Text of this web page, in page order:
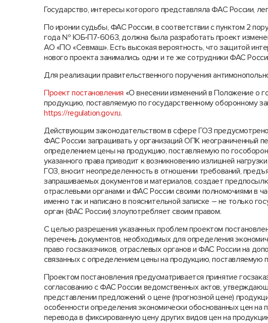
Государство, интересы которого представляла ФАС России,
По иронии судьбы, ФАС России, в соответствии с пунктом 2
года № ЮБ‑П7-6063, должна была разработать проект
АО «ПО «Севмаш». Есть высокая вероятность, что защитой
нового проекта занимались одни и те же сотрудники ФАС
Для реализации правительственного поручения
Проект постановления «О внесении изменений в Положение о
продукцию, поставляемую по государственному оборонному
https://regulation.gov.ru.
Действующим законодательством в сфере ГОЗ предусмотрено
ФАС России запрашивать у организаций ОПК неограниченный
определением цены на продукцию, поставляемую по
указанного права приводит к возникновению излишней
ГОЗ, вносит неопределенность в отношении требований,
запрашиваемых документов и материалов, создает
отраслевыми органами и ФАС России своими полномочиями в
именно так и написано в пояснительной записке – не только
орган (ФАС России) злоупотребляет своим правом.
С целью разрешения указанных проблем проектом
перечень документов, необходимых для определения
право госзаказчиков, отраслевых органов и ФАС России на
связанных с определением цены на продукцию, поставляемую
Проектом постановления предусматривается принятие
согласованию с ФАС России ведомственных актов,
представлении предложений о цене (прогнозной цене)
особенности определения экономически обоснованных цен на
перевода в фиксированную цену других видов цен на